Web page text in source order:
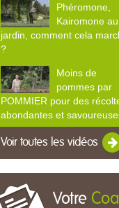
Phéromone,
Kairomone au
jardin, comment cela
?
Moins de
pommes par
POMMIER pour des
abondantes et
Voir toutes les vidéos
Votre